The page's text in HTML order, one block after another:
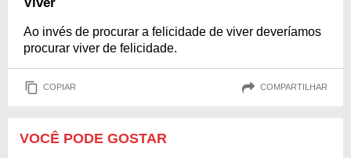
Ao invés de procurar a felicidade de viver deveríamos
procurar viver de felicidade.
COPIAR COMPARTILHAR
VOCÊ PODE GOSTAR